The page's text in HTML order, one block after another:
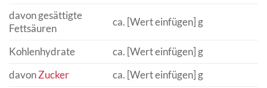
davon gesättigte
Fettsäuren
ca. [Wert einfügen] g
Kohlenhydrate
ca. [Wert einfügen] g
davonZucker
ca. [Wert einfügen] g